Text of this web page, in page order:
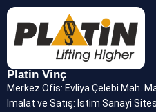
Platin Vinç
Merkez Ofis: Evliya Çelebi Mah.
İmalat ve Satış: İstim Sanayi